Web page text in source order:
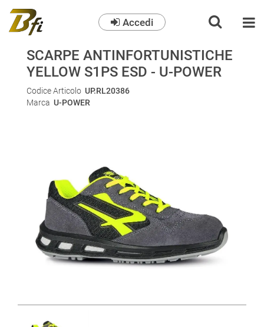
Accedi
SCARPE ANTINFORTUNISTICHE
YELLOW S1PS ESD - U-POWER
Codice Articolo UP.RL20386
Marca U-POWER